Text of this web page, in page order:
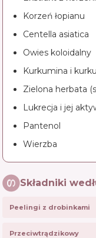
Korzeń łopianu
Centella asiatica
Owies koloidalny
Kurkumina i
Zielona herbata
Lukrecja i jej
Pantenol
Wierzba
Składniki
Peelingi z drobinkami
Przeciwtrądzikowy